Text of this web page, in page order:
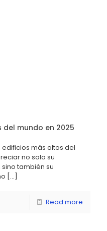
del mundo en 2025
más altos del
no solo su
también su
[…]
Read more